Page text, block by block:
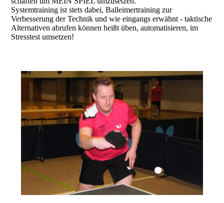
Systemtraining ist stets dabei, Balleimertraining zur
Verbesserung der Technik und wie eingangs erwähnt - taktische
Alternativen abrufen können heißt üben, automatisieren, im
Stresstest umsetzen!